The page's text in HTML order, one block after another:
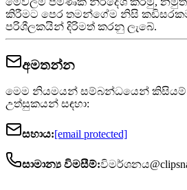
කිරීමට පෙර තමන්ගේම නිසි
පරිශීලකයින් දිරිමත් කරනු ලැබේ.
අමතන්න
මෙම නියමයන් සම්බන්ධයෙන් කිසියම්
උත්සුකයන් සඳහා:
සහාය:[email protected]
සාමාන්‍ය විමසීම්: